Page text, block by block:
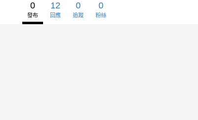
0
發布
12
回應
0
追蹤
0
粉絲